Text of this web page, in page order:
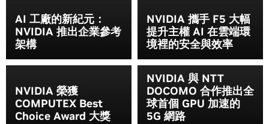
AI 工廠的新紀元：
NVIDIA 推出企業參考
架構
NVIDIA 攜手 F5 大幅
提升主權 AI 在雲端環
境裡的安全與效率
NVIDIA 榮獲
COMPUTEX Best
Choice Award 大獎
NVIDIA 與 NTT
DOCOMO 合作推出全
球首個 GPU 加速的
5G 網路